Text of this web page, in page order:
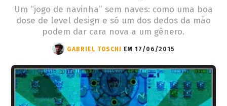
Um “jogo de navinha” sem naves: como uma boa
dose de level design e só um dos dedos da mão
podem dar cara nova a um gênero.
GABRIEL TOSCHI EM 17/06/2015